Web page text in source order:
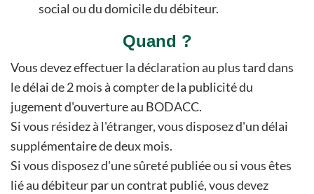
social ou du domicile du débiteur.
Quand ?
Vous devez effectuer la déclaration au plus tard dans
le délai de 2 mois à compter de la publicité du
jugement d'ouverture au BODACC.
Si vous résidez à l'étranger, vous disposez d'un délai
supplémentaire de deux mois.
Si vous disposez d'une sûreté publiée ou si vous êtes
lié au débiteur par un contrat publié, vous devez